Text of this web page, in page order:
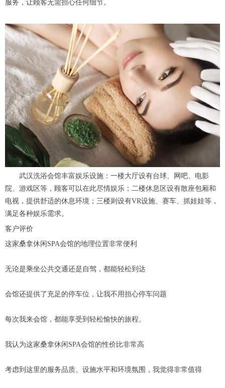
服务，让顾客无需担心任何细节。
武汉洗浴会馆丰富娱乐设施：一楼大厅设有台球、网吧、电影
院、游戏区等，顾客可以在此尽情娱乐；二楼休息区设有散座包厢和
电视，提供舒适的休息环境；三楼则设有VR设施、赛车、抓娃娃等，
满足各种娱乐需求。
客户评价
这家桑拿休闲SPA会馆的地理位置非常便利
无论是乘坐公共交通还是自驾，都能轻松到达
会馆还提供了充足的停车位，让我不用担心停车问题
每次我来会馆，都能享受到轻松愉快的旅程。
我认为这家桑拿休闲SPA会馆的性价比非常高
考虑到这里的服务品质、设施水平和环境氛围，我觉得非常值得